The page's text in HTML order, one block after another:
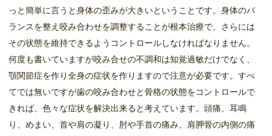
っと簡単に言うと身体の歪みが大きいということです。身体のバ
ランスを整え咬み合わせを調整することが根本治療で、さらには
その状態を維持できるようコントロールしなければなりません。
何度も書いていますが咬み合せの不調和は知覚過敏だけでなく、
顎関節症を作り全身の症状を作りますので注意が必要です。すべ
てでは無いですが歯の咬み合わせと骨格の状態をコントロールで
きれば、色々な症状を解決出来ると考えています。頭痛、耳鳴
り、めまい、首や肩の凝り、肘や手首の痛み、肩胛骨の内側の痛